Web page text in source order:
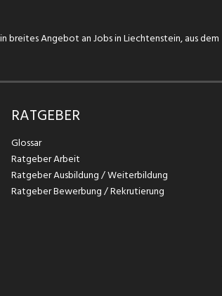
breites Angebot an Jobs in Liechtenstein, aus dem
RATGEBER
Glossar
Ratgeber Arbeit
Ratgeber Ausbildung / Weiterbildung
Ratgeber Bewerbung / Rekrutierung